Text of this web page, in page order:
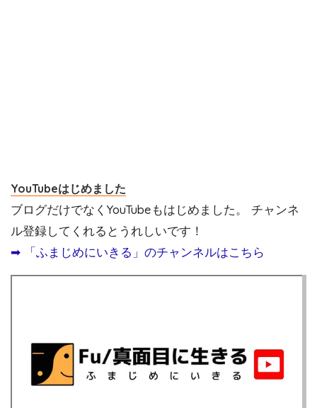
YouTubeはじめました
ブログだけでなくYouTubeもはじめました。 チャンネ
ル登録してくれるとうれしいです！
➡︎ 「ふまじめにいきる」のチャンネルはこちら